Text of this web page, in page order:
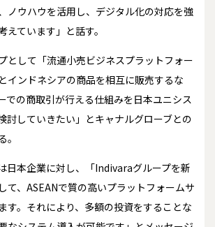
ノウハウを活用し、デジタル化の対応を強
ています」と話す。
として「流通小売ビジネスプラットフォー
インドネシアの商品を相互に販売するな
での商取引が行える仕組みを日本ユニシス
討していきたい」とキャナルグローブとの
日本企業に対し、「Indivaraグループを新
て、ASEANで質の高いプラットフォームサ
す。それにより、多額の投資をすることな